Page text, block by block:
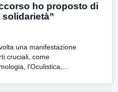
ho proposto di
una manifestazione
cruciali, come
l’Oculistica,...